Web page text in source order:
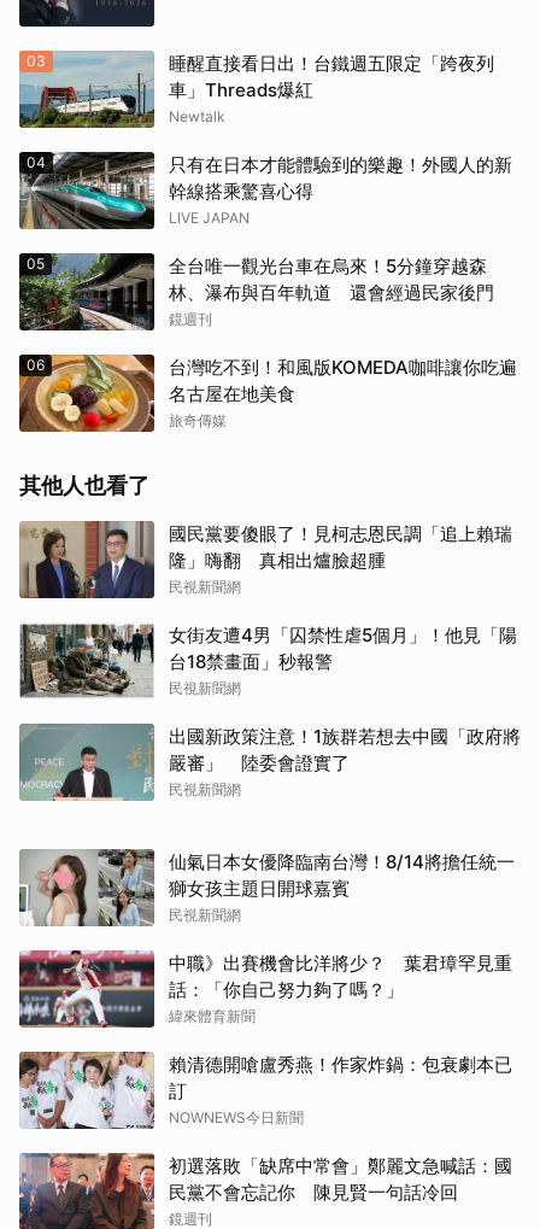
03
睡醒直接看日出！台鐵週五限定「跨夜列
車」Threads爆紅
Newtalk
04
只有在日本才能體驗到的樂趣！外國人的新
幹線搭乘驚喜心得
LIVE JAPAN
05
全台唯一觀光台車在烏來！5分鐘穿越森
林、瀑布與百年軌道 還會經過民家後門
鏡週刊
06
台灣吃不到！和風版KOMEDA咖啡讓你吃遍
名古屋在地美食
旅奇傳媒
其他人也看了
國民黨要傻眼了！見柯志恩民調「追上賴瑞
隆」嗨翻 真相出爐臉超腫
民視新聞網
女街友遭4男「囚禁性虐5個月」！他見「陽
台18禁畫面」秒報警
民視新聞網
出國新政策注意！1族群若想去中國「政府將
嚴審」 陸委會證實了
民視新聞網
仙氣日本女優降臨南台灣！8/14將擔任統一
獅女孩主題日開球嘉賓
民視新聞網
中職》出賽機會比洋將少？ 葉君璋罕見重
話：「你自己努力夠了嗎？」
緯來體育新聞
賴清德開嗆盧秀燕！作家炸鍋：包衰劇本已
訂
NOWNEWS今日新聞
初選落敗「缺席中常會」鄭麗文急喊話：國
民黨不會忘記你 陳見賢一句話冷回
鏡週刊